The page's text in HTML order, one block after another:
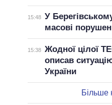
15:48 У
масові
15:38 Жодної цілої
описав
України
Більше